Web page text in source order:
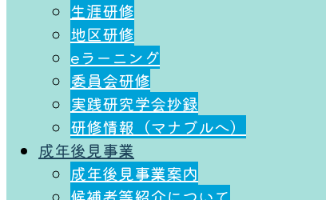
生涯研修
地区研修
eラーニング
委員会研修
実践研究学会抄録
研修情報（マナブルへ）
成年後⾒事業
成年後⾒事業案内